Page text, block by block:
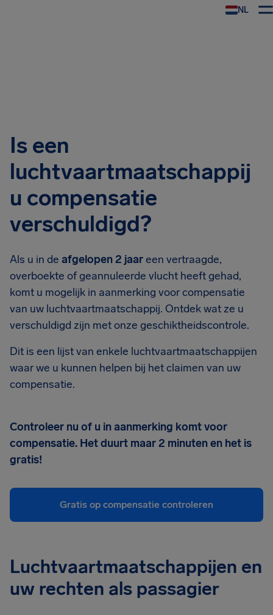
NL
Is een
luchtvaartmaatschappij
u compensatie
verschuldigd?
Als u in de afgelopen2 jaareen vertraagde,
overboekte of geannuleerde vlucht heeft gehad,
komt u mogelijk in aanmerking voor compensatie
van uw luchtvaartmaatschappij. Ontdek wat ze u
verschuldigd zijn met onze geschiktheidscontrole.
Dit is een lijst van enkele luchtvaartmaatschappijen
waar we u kunnen helpen bij het claimen van uw
compensatie.
Controleer nu of u in aanmerking komt voor
compensatie. Het duurt maar 2 minuten en het is
gratis!
Gratis op compensatie controleren
Luchtvaartmaatschappijen en
uw rechten als passagier